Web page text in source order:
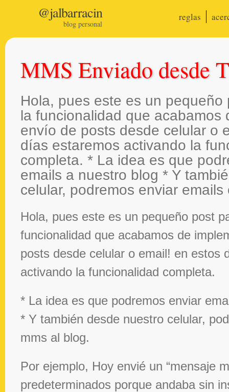
@jalbarracin
blog personal
reglas
MMS Enviado desde
Hola, pues este es un pequeño
la funcionalidad que acabamos
envío de posts desde celular o
días estaremos activando la
completa. * La idea es que
emails a nuestro blog * Y
celular, podremos enviar
Hola, pues este es un pequeño post
funcionalidad que acabamos de
posts desde celular o email! en estos
activando la funcionalidad completa.
* La idea es que podremos enviar
* Y también desde nuestro celular,
mms al blog.
Por ejemplo, Hoy envié un “mensaje
predeterminados porque andaba sin